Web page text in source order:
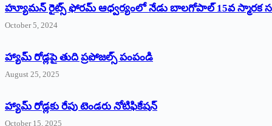
హ్యూమన్‌ రైట్స్‌ ఫోరమ్‌ ఆధ్వర్యంలో నేడు బాలగోపాల్‌ 15వ స్మారక
October 5, 2024
హ్యామ్‌ రోడ్లపై తుది ప్రపోజల్స్‌ పంపండి
August 25, 2025
హ్యామ్‌ రోడ్లకు రేపు టెండరు నోటిఫికేషన్‌
October 15, 2025